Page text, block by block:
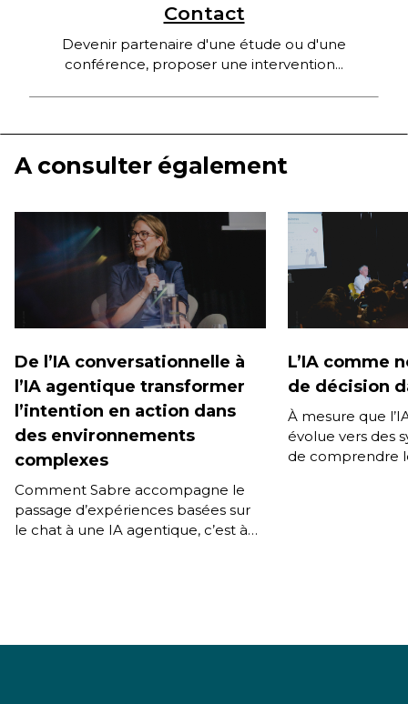
Contact
Devenir partenaire d'une étude ou d'une
conférence, proposer une intervention...
A consulter également
De l’IA conversationnelle à
l’IA agentique transformer
l’intention en action dans
des environnements
complexes
Comment Sabre accompagne le
passage d’expériences basées sur
le chat à une IA agentique, c’est à
L’IA comme
de décision
À mesure que
évolue vers des
de comprendre